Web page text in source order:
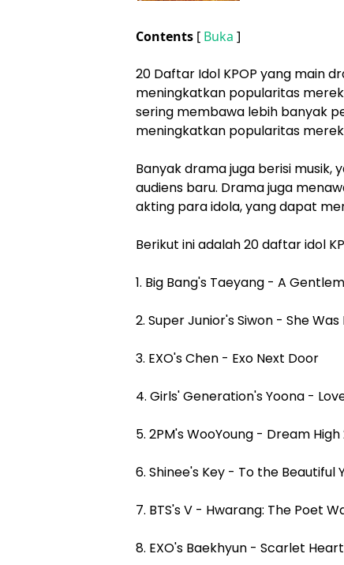
Contents [ Buka ]
20 Daftar Idol KPOP yang main
meningkatkan popularitas
sering membawa lebih banyak
meningkatkan popularitas
Banyak drama juga berisi
audiens baru. Drama juga
akting para idola, yang dapat
Berikut ini adalah 20 daftar idol
1. Big Bang's Taeyang - A
2. Super Junior's Siwon - She
3. EXO's Chen - Exo Next Door
4. Girls' Generation's Yoona -
5. 2PM's WooYoung - Dream High
6. Shinee's Key - To the Beautiful
7. BTS's V - Hwarang: The Poet
8. EXO's Baekhyun - Scarlet